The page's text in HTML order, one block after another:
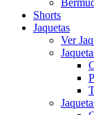
Shorts
Jaquetas
Ver